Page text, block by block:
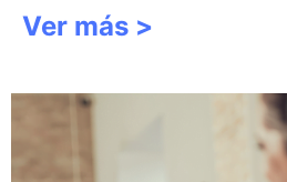
Ver más >